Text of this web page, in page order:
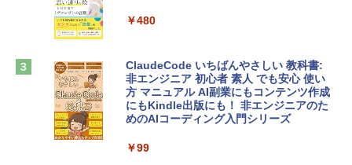
tomtoc 360°保護 15.6 16インチ パソコ
￥2,952
Apple 2026 MacBook Air M5チップ搭載
igence、13.6インチLiquid Retinaディ
ラインコード版
Microsoft Office Home & Business 202
4(最新 永続版)|オンラインコード版|Wind
ows11、10/mac対応|PC2台
￥39,582
￥480
ClaudeCode いちばんやさしい 教科書:
非エンジニア 初心者 素人 でも安心 使い
方 マニュアル AI副業にもコンテンツ作成
にもKindle出版にも！ 非エンジニアのた
めのAIコーディング入門シリーズ
￥99